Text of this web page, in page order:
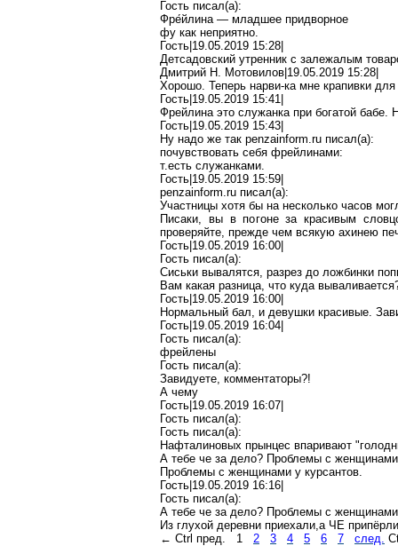
Гость писал(a):
Фре́йлина— младшее придворное
фу как неприятно.
Гость|19.05.2019 15:28|
Детсадовский утренник с залежалым
Дмитрий Н. Мотовилов|19.05.2019 15:28|
Хорошо. Теперь нарви-ка мне крапивки для
Гость|19.05.2019 15:41|
Фрейлина это служанка при богатой бабе.
Гость|19.05.2019 15:43|
Ну надо же так penzainform.ru писал(a):
почувствовать себя фрейлинами:
т.есть служанками.
Гость|19.05.2019 15:59|
penzainform.ru писал(a):
Участницы хотя бы на несколько часов
Писаки, вы в погоне за красивым
проверяйте, прежде чем всякую ахинею
Гость|19.05.2019 16:00|
Гость писал(a):
Сиськи вывалятся, разрез до ложбинки
Вам какая разница, что куда
Гость|19.05.2019 16:00|
Нормальный бал, и девушки красивые.
Гость|19.05.2019 16:04|
Гость писал(a):
фрейлены
Гость писал(a):
Завидуете, комментаторы?!
А чему
Гость|19.05.2019 16:07|
Гость писал(a):
Гость писал(a):
Нафталиновых прынцес впаривают
А тебе че за дело? Проблемы с женщинами
Проблемы с женщинами у курсантов.
Гость|19.05.2019 16:16|
Гость писал(a):
А тебе че за дело? Проблемы с женщинами
Из глухой деревни приехали,аЧЕ
← Ctrl пред. 1 2 3 4 5 6 7 след.